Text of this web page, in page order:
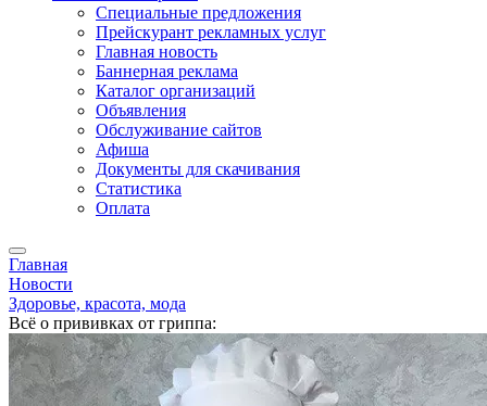
Специальные предложения
Прейскурант рекламных услуг
Главная новость
Баннерная реклама
Каталог организаций
Объявления
Обслуживание сайтов
Афиша
Документы для скачивания
Статистика
Оплата
Главная
Новости
Здоровье, красота, мода
Всё о прививках от гриппа: